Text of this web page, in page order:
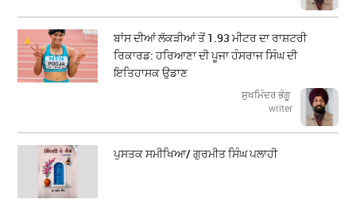
ਬਾਂਸ ਦੀਆਂ ਲੱਕੜੀਆਂ ਤੋਂ 1.93 ਮੀਟਰ ਦਾ ਰਾਸ਼ਟਰੀ
ਰਿਕਾਰਡ: ਹਰਿਆਣਾ ਦੀ ਪੂਜਾ ਹੰਸਰਾਜ ਸਿੰਘ ਦੀ
ਇਤਿਹਾਸਕ ਉਡਾਣ
ਸੁਖਮਿੰਦਰ ਭੰਗੂ
writer
ਪੁਸਤਕ ਸਮੀਖਿਆ/ ਗੁਰਮੀਤ ਸਿੰਘ ਪਲਾਹੀ